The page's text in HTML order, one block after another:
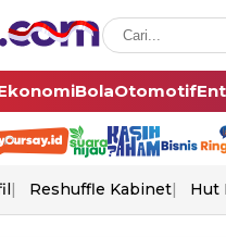
BolaOtomotif
Reshuffle Kabinet Hut